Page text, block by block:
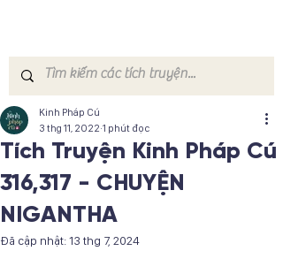
Tích Truyện Kinh Pháp Cú
316,317 - CHUYỆN
NIGANTHA
Kinh Pháp Cú
3 thg 11, 2022 1 phút đọc
Đã cập nhật:13 thg 7, 2024